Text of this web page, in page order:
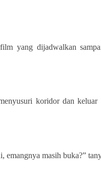
yang dijadwalkan
koridor dan keluar
emangnya masih buka?”